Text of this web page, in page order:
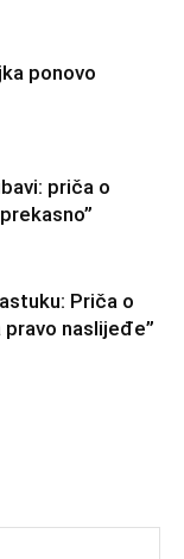
ponovo
priča o
Priča o
naslijeđe”